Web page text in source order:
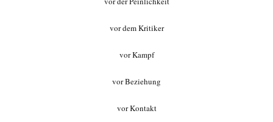
vor dem Kritiker
vor Kampf
vor Beziehung
vor Kontakt